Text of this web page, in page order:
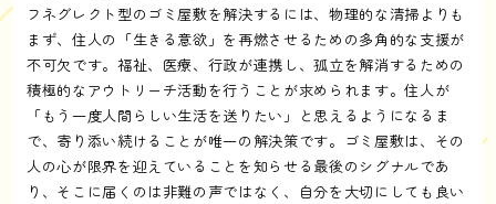
フネグレクト型のゴミ屋敷を解決するには、物理的な清掃よりも
まず、住人の「生きる意欲」を再燃させるための多角的な支援が
不可欠です。福祉、医療、行政が連携し、孤立を解消するための
積極的なアウトリーチ活動を行うことが求められます。住人が
「もう一度人間らしい生活を送りたい」と思えるようになるま
で、寄り添い続けることが唯一の解決策です。ゴミ屋敷は、その
人の心が限界を迎えていることを知らせる最後のシグナルであ
り、そこに届くのは非難の声ではなく、自分を大切にしても良い